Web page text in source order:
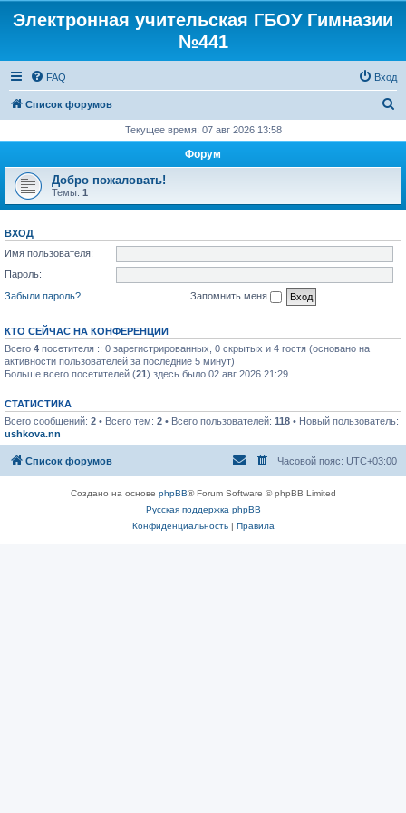
Электронная учительская ГБОУ Гимназии
№441
FAQ Вход
Список форумов
с
Текущее время: 07 авг 2026 13:58
Форум
Добро пожаловать!
Темы: 1
ВХОД
Имя пользователя:
Пароль:
Забыли пароль?
Запомнить меня
КТО СЕЙЧАС НА КОНФЕРЕНЦИИ
Всего 4 посетителя :: 0 зарегистрированных, 0 скрытых и 4 гостя (основано на
активности пользователей за последние 5 минут)
Больше всего посетителей (21) здесь было 02 авг 2026 21:29
СТАТИСТИКА
Всего сообщений: 2 • Всего тем: 2 • Всего пользователей: 118 • Новый пользователь:
ushkova.nn
Список форумов Часовой пояс: UTC+03:00
Создано на основе phpBB® Forum Software © phpBB Limited
Русская поддержка phpBB
Конфиденциальность| Правила